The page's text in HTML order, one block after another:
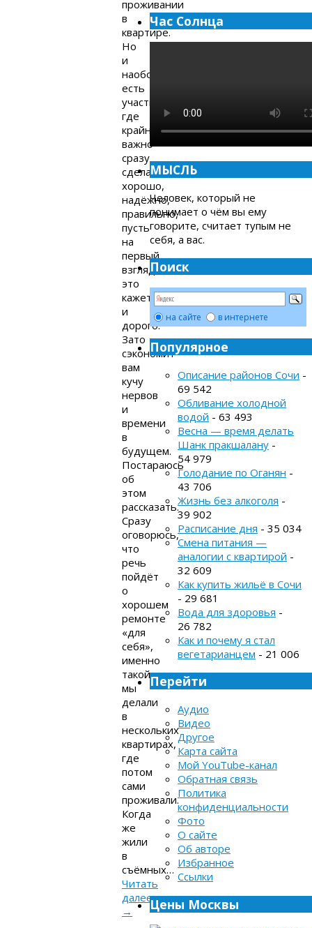
проживании
в
квартире.
Но
и
наоборот,
есть
участки,
где
крайне
важно
сразу
сделать
хорошо,
надёжно,
правильно,
пусть
на
первый
взгляд
это
кажется
и
дорого.
Зато
сэкономит
вам
кучу
нервов
и
времени
в
будущем.
Постараюсь
об
этом
рассказать.
Сразу
оговорюсь,
что
речь
пойдёт
о
хорошем
ремонте
«для
себя»,
именно
такой
мы
делали
в
нескольких
квартирах,
где
потом
сами
проживали.
Когда
же
жили
в
съёмных…
Читать
далее
→
Час Солнца
МЫСЛЬ
Человек, который не
понимает о чём вы ему
говорите, считает тупым не
себя, а вас.
Поиск
на сайте в интернете
Популярное
Описание районов Сочи -
69 542
Обливание холодной
водой - 63 493
Весна — время делать
Шанк пракшалану -
54 979
Голодание по Оганян -
43 706
Жизнь без алкоголя -
39 902
Расписание дня - 35 034
Смена питания —
аналогии с квартирой -
32 609
Как купить жильё в Сочи
- 29 681
Вода для здоровья -
26 782
Как и почему я стал
вегетарианцем - 21 006
Перейти
Аудио
Видео
Другое
Карта сайта
Мой YouTube-канал
Обратная связь
Политика
конфиденциальности
Фото
О сайте
Об авторе
Избранное
Ссылки
Цены Москвы